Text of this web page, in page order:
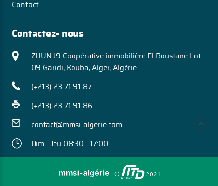
Contact
Contactez- nous
ZHUN J9 Coopérative immobilière El Boustane Lot
09 Garidi, Kouba, Alger, Algérie
(+213) 23 71 91 87
(+213) 23 71 91 86
contact@mmsi-algerie.com
Dim - Jeu 08:30 - 17:00